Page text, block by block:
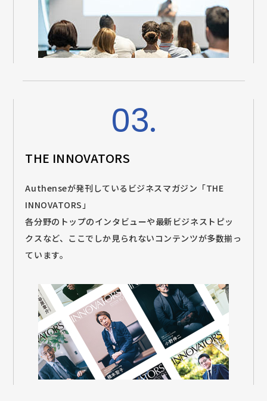
03.
THE INNOVATORS
Authenseが発刊しているビジネスマガジン「THE
INNOVATORS」
各分野のトップのインタビューや最新ビジネストピッ
クスなど、ここでしか見られないコンテンツが多数揃っ
ています。